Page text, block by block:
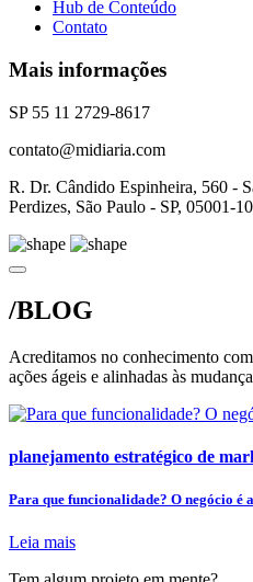
Hub de Conteúdo
Contato
Mais informações
SP 55 11 2729-8617
contato@midiaria.com
R. Dr. Cândido Espinheira, 560 -
Perdizes, São Paulo - SP, 05001-
/BLOG
Acreditamos no conhecimento
ações ágeis e alinhadas às
planejamento estratégico de
Para que funcionalidade? O negócio é
Leia mais